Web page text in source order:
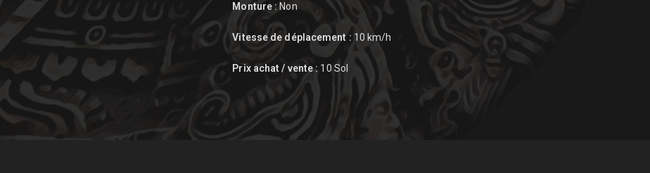
Monture : Non
Vitesse de déplacement : 10 km/h
Prix achat / vente : 10 Sol